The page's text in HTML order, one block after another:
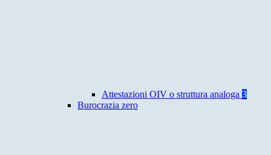
Attestazioni OIV o struttura analoga 3
Burocrazia zero